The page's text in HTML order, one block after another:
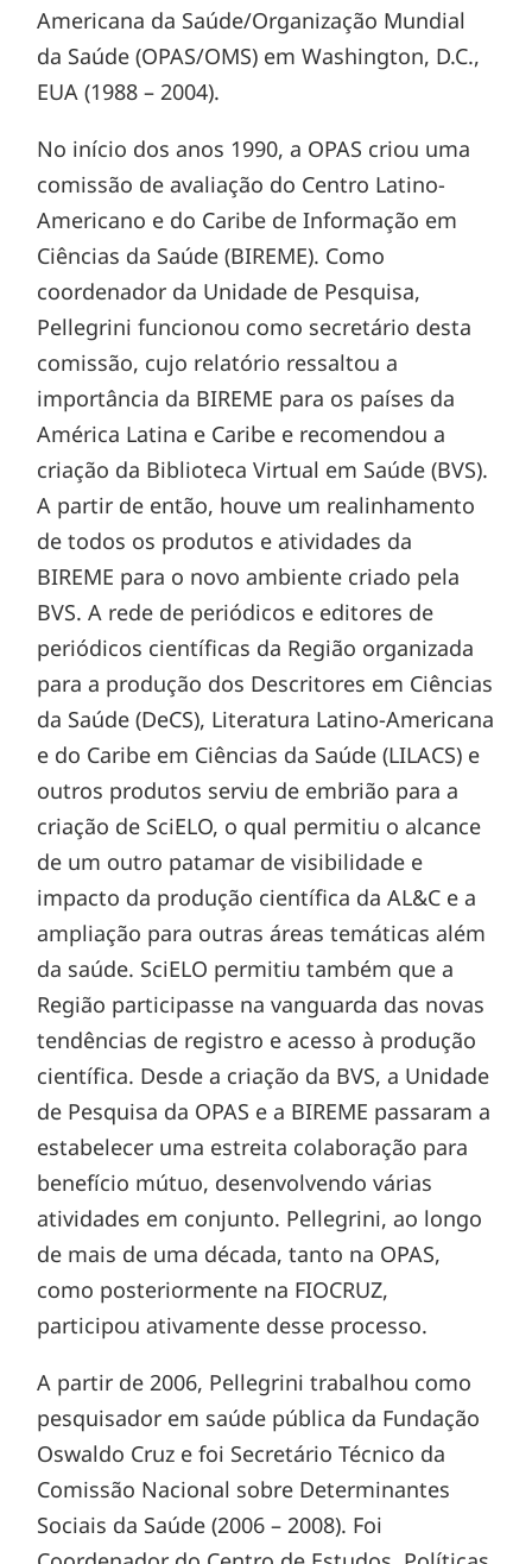
Americana da Saúde/Organização Mundial
da Saúde (OPAS/OMS) em Washington, D.C.,
EUA (1988 – 2004).
No início dos anos 1990, a OPAS criou uma
comissão de avaliação do Centro Latino-
Americano e do Caribe de Informação em
Ciências da Saúde (BIREME). Como
coordenador da Unidade de Pesquisa,
Pellegrini funcionou como secretário desta
comissão, cujo relatório ressaltou a
importância da BIREME para os países da
América Latina e Caribe e recomendou a
criação da Biblioteca Virtual em Saúde (BVS).
A partir de então, houve um realinhamento
de todos os produtos e atividades da
BIREME para o novo ambiente criado pela
BVS. A rede de periódicos e editores de
periódicos científicas da Região organizada
para a produção dos Descritores em Ciências
da Saúde (DeCS), Literatura Latino-Americana
e do Caribe em Ciências da Saúde (LILACS) e
outros produtos serviu de embrião para a
criação de SciELO, o qual permitiu o alcance
de um outro patamar de visibilidade e
impacto da produção científica da AL&C e a
ampliação para outras áreas temáticas além
da saúde. SciELO permitiu também que a
Região participasse na vanguarda das novas
tendências de registro e acesso à produção
científica. Desde a criação da BVS, a Unidade
de Pesquisa da OPAS e a BIREME passaram a
estabelecer uma estreita colaboração para
benefício mútuo, desenvolvendo várias
atividades em conjunto. Pellegrini, ao longo
de mais de uma década, tanto na OPAS,
como posteriormente na FIOCRUZ,
participou ativamente desse processo.
A partir de 2006, Pellegrini trabalhou como
pesquisador em saúde pública da Fundação
Oswaldo Cruz e foi Secretário Técnico da
Comissão Nacional sobre Determinantes
Sociais da Saúde (2006 – 2008). Foi